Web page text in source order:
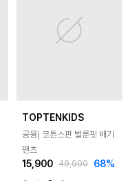
TOPTENKIDS
공용) 코튼스판 벌룬핏 배기
팬츠
15,900 49,900 68%